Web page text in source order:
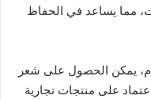
مما يساعد في الحفاظ
يمكن الحصول على شعر
على منتجات تجارية